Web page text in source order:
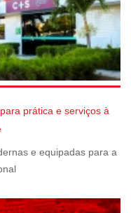
prática e serviços à
e equipadas para a